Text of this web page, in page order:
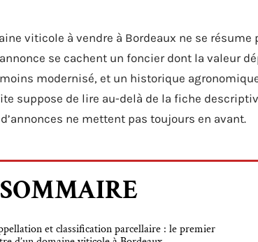
viticole à vendre à Bordeaux ne se
se cachent un foncier dont la valeur
modernisé, et un historique
suppose de lire au-delà de la fiche
ne mettent pas toujours en avant.
SOMMAIRE
et classification parcellaire : le premier